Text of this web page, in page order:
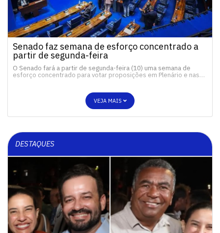
Senado faz semana de esforço concentrado a
partir de segunda-feira
O Senado fará a partir de segunda-feira (10) uma semana de
esforço concentrado para votar proposições em Plenário e nas…
VEJA MAIS
DESTAQUES